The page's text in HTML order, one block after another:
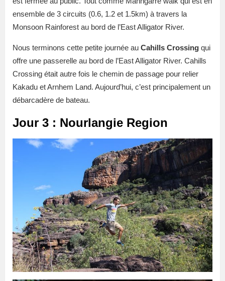
ensemble de 3 circuits (0.6, 1.2 et 1.5km) à travers la
Monsoon Rainforest au bord de l’East Alligator River.
Nous terminons cette petite journée au Cahills Crossing qui
offre une passerelle au bord de l’East Alligator River. Cahills
Crossing était autre fois le chemin de passage pour relier
Kakadu et Arnhem Land. Aujourd’hui, c’est principalement un
débarcadère de bateau.
Jour 3 : Nourlangie Region